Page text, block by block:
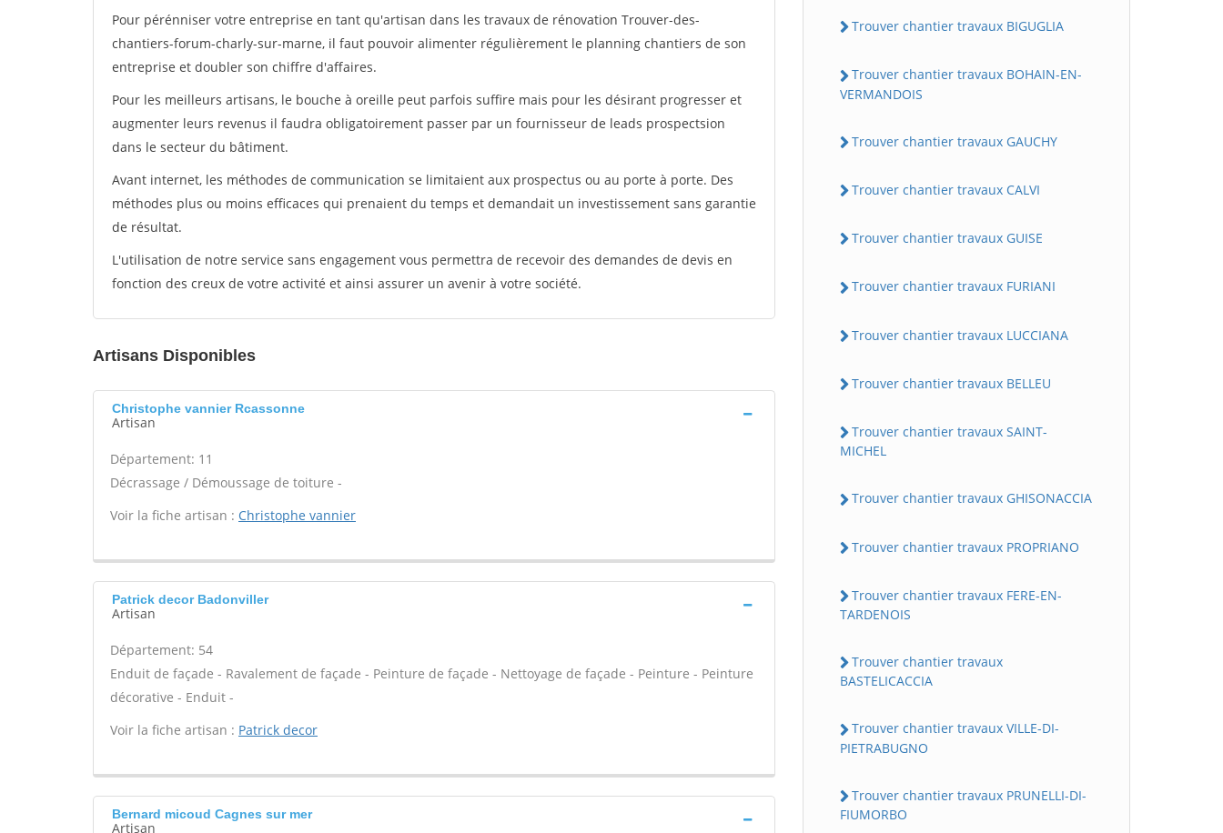
Pour pérénniser votre entreprise en tant qu'artisan dans les travaux de rénovation Trouver-des-
chantiers-forum-charly-sur-marne, il faut pouvoir alimenter régulièrement le planning chantiers de son
entreprise et doubler son chiffre d'affaires.
Pour les meilleurs artisans, le bouche à oreille peut parfois suffire mais pour les désirant progresser et
augmenter leurs revenus il faudra obligatoirement passer par un fournisseur de leads prospectsion
dans le secteur du bâtiment.
Avant internet, les méthodes de communication se limitaient aux prospectus ou au porte à porte. Des
méthodes plus ou moins efficaces qui prenaient du temps et demandait un investissement sans garantie
de résultat.
L'utilisation de notre service sans engagement vous permettra de recevoir des demandes de devis en
fonction des creux de votre activité et ainsi assurer un avenir à votre société.
Artisans Disponibles
Christophe vannier Rcassonne
Artisan
Département: 11
Décrassage / Démoussage de toiture -
Voir la fiche artisan : Christophe vannier
Patrick decor Badonviller
Artisan
Département: 54
Enduit de façade - Ravalement de façade - Peinture de façade - Nettoyage de façade - Peinture - Peinture
décorative - Enduit -
Voir la fiche artisan : Patrick decor
Bernard micoud Cagnes sur mer
Artisan
Trouver chantier travaux BIGUGLIA
Trouver chantier travaux BOHAIN-EN-
VERMANDOIS
Trouver chantier travaux GAUCHY
Trouver chantier travaux CALVI
Trouver chantier travaux GUISE
Trouver chantier travaux FURIANI
Trouver chantier travaux LUCCIANA
Trouver chantier travaux BELLEU
Trouver chantier travaux SAINT-
MICHEL
Trouver chantier travaux GHISONACCIA
Trouver chantier travaux PROPRIANO
Trouver chantier travaux FERE-EN-
TARDENOIS
Trouver chantier travaux
BASTELICACCIA
Trouver chantier travaux VILLE-DI-
PIETRABUGNO
Trouver chantier travaux PRUNELLI-DI-
FIUMORBO